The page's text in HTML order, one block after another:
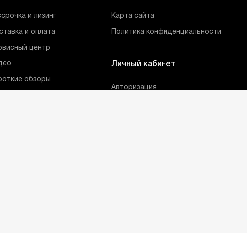
и лизинг
и оплата
центр
обзоры
Карта сайта
Политика конфиденциальности
Личный кабинет
Авторизация